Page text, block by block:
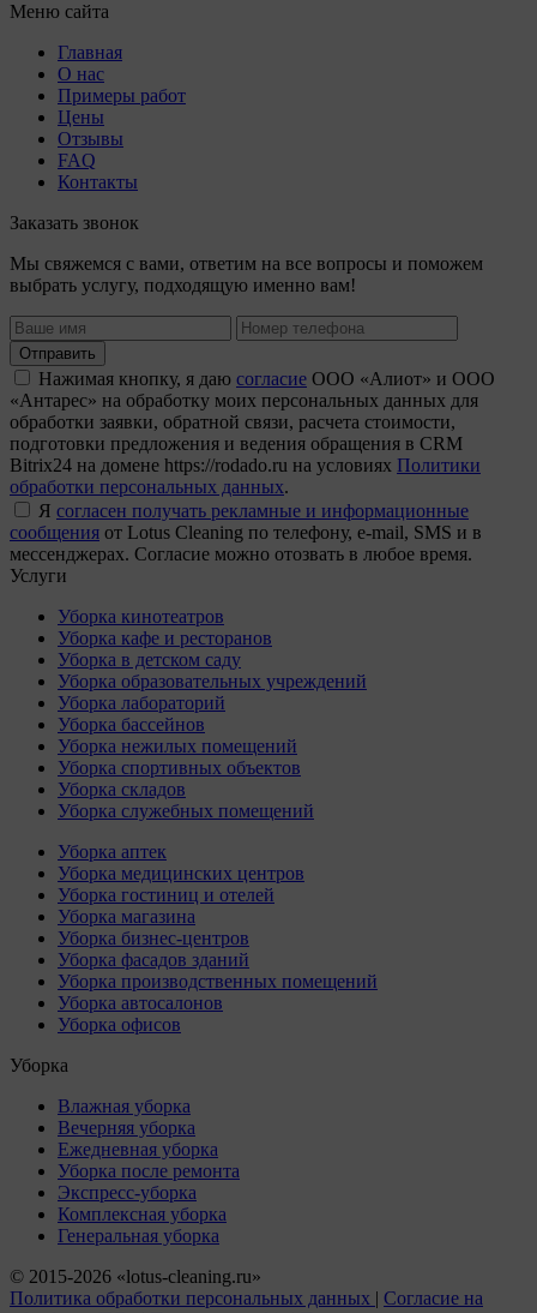
Меню сайта
Главная
О нас
Примеры работ
Цены
Отзывы
FAQ
Контакты
Заказать звонок
Мы свяжемся с вами, ответим на все вопросы и поможем
выбрать услугу, подходящую именно вам!
Отправить
Нажимая кнопку, я даю согласие ООО «Алиот» и ООО
«Антарес» на обработку моих персональных данных для
обработки заявки, обратной связи, расчета стоимости,
подготовки предложения и ведения обращения в CRM
Bitrix24 на домене https://rodado.ru на условиях Политики
обработки персональных данных.
Я согласен получать рекламные и информационные
сообщения от Lotus Cleaning по телефону, e-mail, SMS и в
мессенджерах. Согласие можно отозвать в любое время.
Услуги
Уборка кинотеатров
Уборка кафе и ресторанов
Уборка в детском саду
Уборка образовательных учреждений
Уборка лабораторий
Уборка бассейнов
Уборка нежилых помещений
Уборка спортивных объектов
Уборка складов
Уборка служебных помещений
Уборка аптек
Уборка медицинских центров
Уборка гостиниц и отелей
Уборка магазина
Уборка бизнес-центров
Уборка фасадов зданий
Уборка производственных помещений
Уборка автосалонов
Уборка офисов
Уборка
Влажная уборка
Вечерняя уборка
Ежедневная уборка
Уборка после ремонта
Экспресс-уборка
Комплексная уборка
Генеральная уборка
© 2015-2026 «lotus-cleaning.ru»
Политика обработки персональных данных | Согласие на